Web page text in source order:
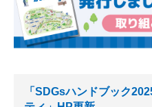
「SDGsハンドブック